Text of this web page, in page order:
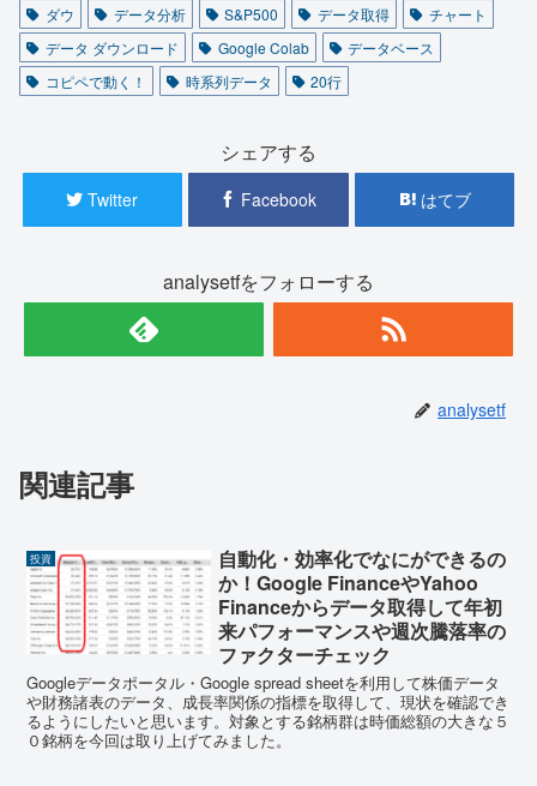
ダウ
データ分析 S&P500 データ取得
チャート
データ ダウンロード
Google Colab
データベース
コピペで動く！
時系列データ 20行
シェアする
Twitter Facebook はてブ
analysetfをフォローする
analysetf
関連記事
投資
自動化・効率化でなにができるの
か！Google FinanceやYahoo
Financeからデータ取得して年初
来パフォーマンスや週次騰落率の
ファクターチェック
Googleデータポータル・Google spread sheetを利用して株価データ
や財務諸表のデータ、成長率関係の指標を取得して、現状を確認でき
るようにしたいと思います。対象とする銘柄群は時価総額の大きな５
０銘柄を今回は取り上げてみました。